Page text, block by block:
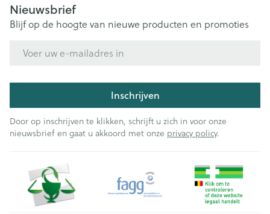
Nieuwsbrief
Blijf op de hoogte van nieuwe producten en promoties
Inschrijven
Door op inschrijven te klikken, schrijft u zich in voor onze
nieuwsbrief en gaat u akkoord met onze privacy policy.